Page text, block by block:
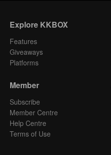
Explore KKBOX
Features
Giveaways
Platforms
Member
Subscribe
Member Centre
Help Centre
Terms of Use